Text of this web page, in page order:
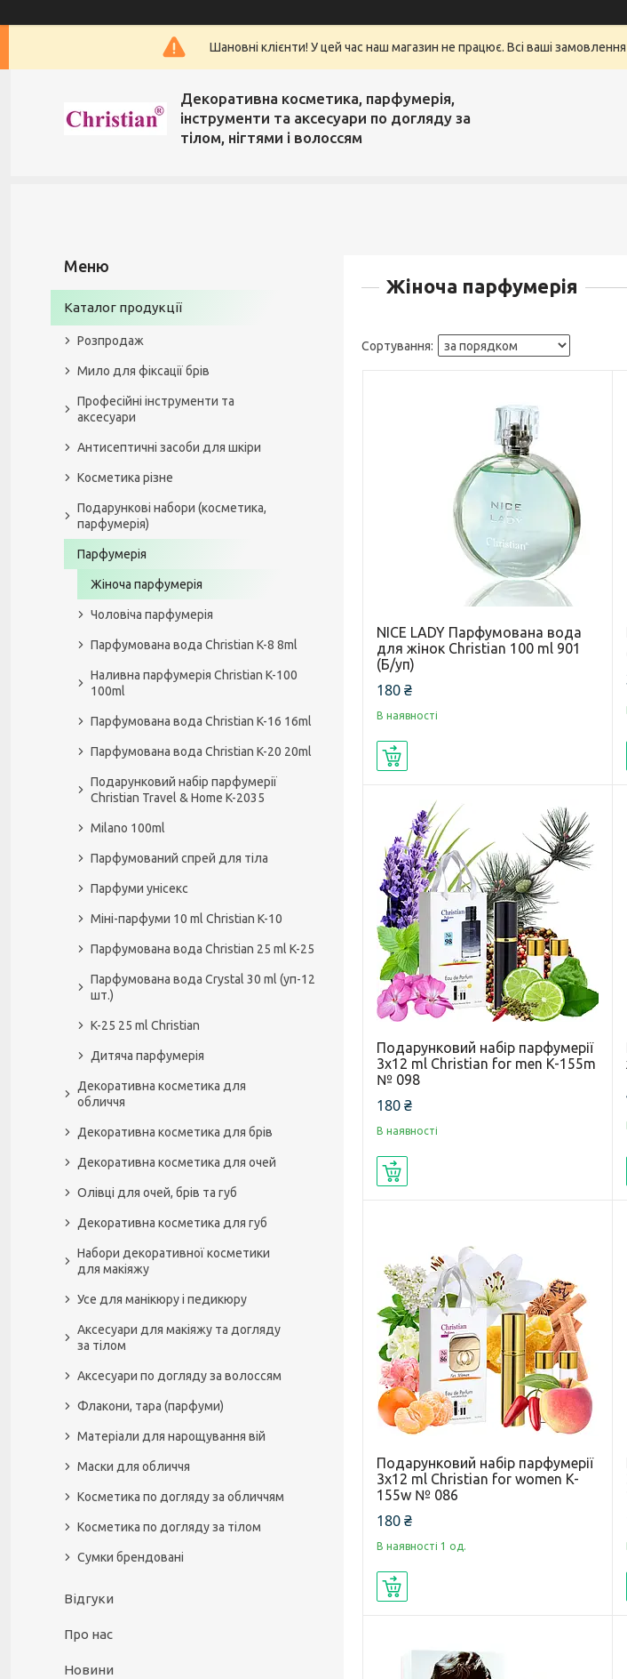
Шановні клієнти! У цей час наш магазин не працює. Всі ваші
Декоративна косметика, парфумерія,
інструменти та аксесуари по догляду за
тілом, нігтями і волоссям
Жіноча парфумерія
NICE LADY Парфумована вода
для жінок Christian 100 ml 901
(Б/уп)
180 ₴
В наявності
Подарунковий набір парфумерії
3x12 ml Christian for men K-155m
№ 098
180 ₴
В наявності
Подарунковий набір парфумерії
3x12 ml Christian for women K-
155w № 086
180 ₴
В наявності 1 од.
Каталог продукції
Розпродаж
Мило для фіксації брів
Професійні інструменти та
аксесуари
Антисептичні засоби для шкіри
Косметика різне
Подарункові набори (косметика,
парфумерія)
Парфумерія
Жіноча парфумерія
Чоловіча парфумерія
Парфумована вода Christian K-8 8ml
Наливна парфумерія Christian K-100
100ml
Парфумована вода Christian K-16 16ml
Парфумована вода Christian K-20 20ml
Подарунковий набір парфумерії
Christian Travel & Home K-2035
Milano 100ml
Парфумований спрей для тіла
Парфуми унісекс
Міні-парфуми 10 ml Christian K-10
Парфумована вода Christian 25 ml K-25
Парфумована вода Crystal 30 ml (уп-12
шт.)
K-25 25 ml Christian
Дитяча парфумерія
Декоративна косметика для
обличчя
Декоративна косметика для брів
Декоративна косметика для очей
Олівці для очей, брів та губ
Декоративна косметика для губ
Набори декоративної косметики
для макіяжу
Усе для манікюру і педикюру
Аксесуари для макіяжу та догляду
за тілом
Аксесуари по догляду за волоссям
Флакони, тара (парфуми)
Матеріали для нарощування вій
Маски для обличчя
Косметика по догляду за обличчям
Косметика по догляду за тілом
Сумки брендовані
Відгуки
Про нас
Новини